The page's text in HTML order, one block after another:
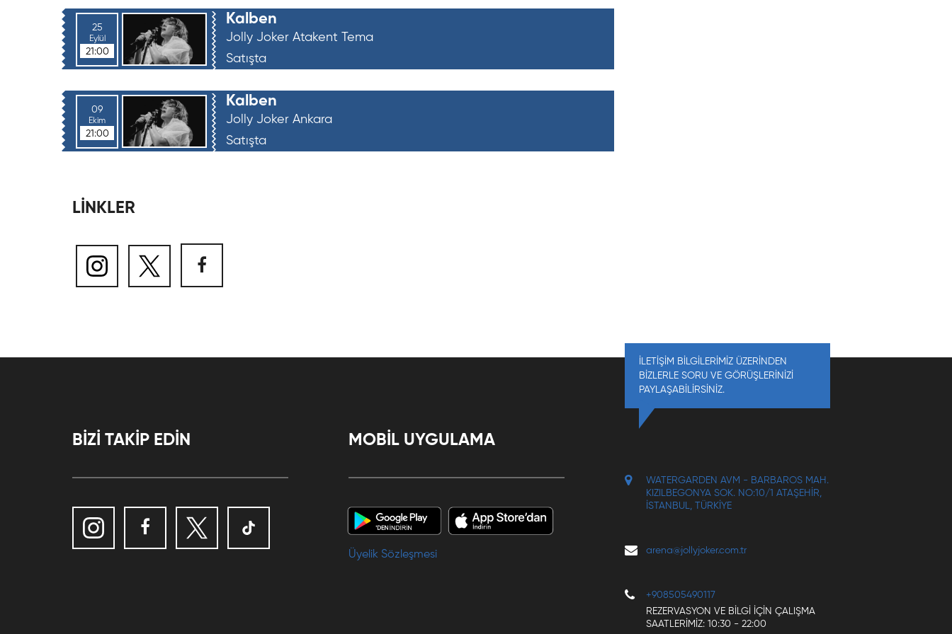
Kalben
Jolly Joker Atakent Tema
Satışta
25
Eylül
21:00
Kalben
Jolly Joker Ankara
Satışta
09
Ekim
21:00
LİNKLER
BİZİ TAKİP EDİN MOBİL UYGULAMA
Üyelik Sözleşmesi
İLETİŞİM BİLGİLERİMİZ ÜZERİNDEN
BİZLERLE SORU VE GÖRÜŞLERİNİZİ
PAYLAŞABİLİRSİNİZ.
WATERGARDEN AVM - BARBAROS MAH.
KIZILBEGONYA SOK. NO:10/1 ATAŞEHIR,
İSTANBUL, TÜRKIYE
arena@jollyjoker.com.tr
+908505490117
REZERVASYON VE BILGI IÇIN ÇALIŞMA
SAATLERIMIZ: 10:30 - 22:00